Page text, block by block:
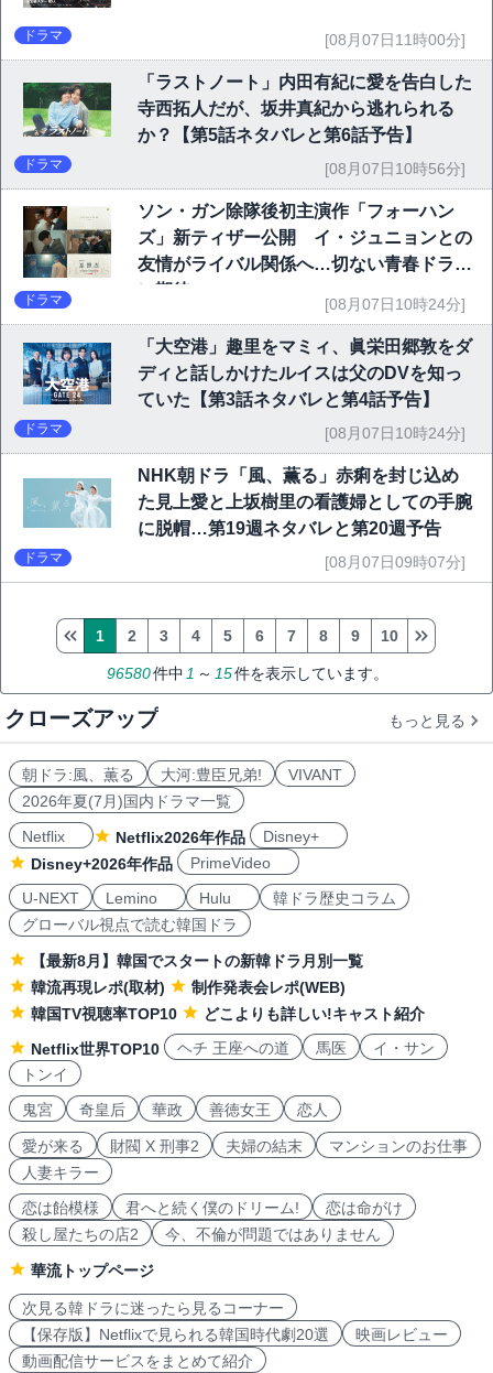
ドラマ [08月07日11時00分]
「ラストノート」内田有紀に愛を告白した
寺西拓人だが、坂井真紀から逃れられる
か？【第5話ネタバレと第6話予告】
ドラマ [08月07日10時56分]
ソン・ガン除隊後初主演作「フォーハン
ズ」新ティザー公開 イ・ジュニョンとの
友情がライバル関係へ…切ない青春ドラマ
に期待
ドラマ [08月07日10時24分]
「大空港」趣里をマミィ、眞栄田郷敦をダ
ディと話しかけたルイスは父のDVを知っ
ていた【第3話ネタバレと第4話予告】
ドラマ [08月07日10時24分]
NHK朝ドラ「風、薫る」赤痢を封じ込め
た見上愛と上坂樹里の看護婦としての手腕
に脱帽…第19週ネタバレと第20週予告
ドラマ [08月07日09時07分]
96580件中1 ～ 15件を表示しています。
1 2 3 4 5 6 7 8 9 10
クローズアップ もっと見る
朝ドラ:風、薫る 大河:豊臣兄弟!
VIVANT
2026年夏(7月)国内ドラマ一覧
Netflix
Netflix2026年作品
Disney+
Disney+2026年作品
PrimeVideo
U-NEXT
Lemino Hulu
韓ドラ歴史コラム
グローバル視点で読む韓国ドラ
【最新8月】韓国でスタートの新韓ドラ月別一覧
韓流再現レポ(取材)
制作発表会レポ(WEB)
韓国TV視聴率TOP10
どこよりも詳しい!キャスト紹介
Netflix世界TOP10
ヘチ 王座への道 馬医
イ・サン
トンイ
鬼宮
奇皇后 華政 善徳女王 恋人
愛が来る 財閥 X 刑事2 夫婦の結末
マンションのお仕事
人妻キラー
恋は飴模様
君へと続く僕のドリーム!
恋は命がけ
殺し屋たちの店2
今、不倫が問題ではありません
華流トップページ
次見る韓ドラに迷ったら見るコーナー
【保存版】Netflixで見られる韓国時代劇20選
映画レビュー
動画配信サービスをまとめて紹介